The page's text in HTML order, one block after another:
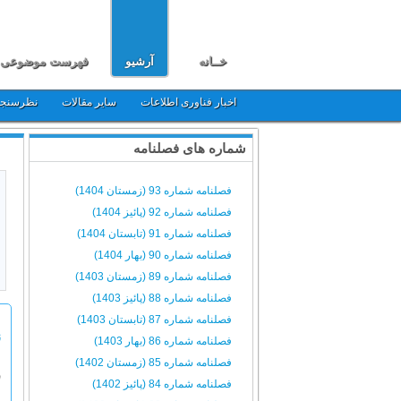
خــانه آرشیو فهرست موضوعی
اخبار فناوری اطلاعات سایر مقالات
شماره های فصلنامه
فصلنامه شماره 93 (زمستان 1404)
فصلنامه شماره 92 (پائیز 1404)
فصلنامه شماره 91 (تابستان 1404)
فصلنامه شماره 90 (بهار 1404)
فصلنامه شماره 89 (زمستان 1403)
فصلنامه شماره 88 (پائیز 1403)
فصلنامه شماره 87 (تابستان 1403)
فصلنامه شماره 86 (بهار 1403)
فصلنامه شماره 85 (زمستان 1402)
فصلنامه شماره 84 (پائیز 1402)